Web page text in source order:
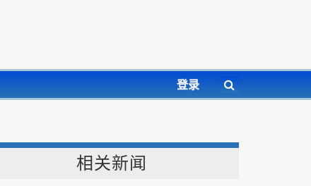
登录
相关新闻